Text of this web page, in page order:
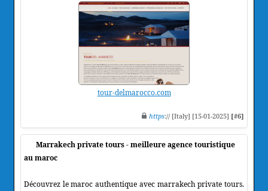
tour-delmarocco.com
https:// [Italy] [15-01-2025] [#6]
Marrakech private tours - meilleure agence touristique
au maroc
Découvrez le maroc authentique avec marrakech private tours.